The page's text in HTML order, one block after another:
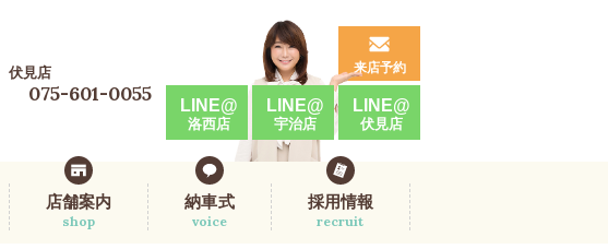
伏見店
075-601-0055
来店予約
LINE@
洛西店
LINE@
宇治店
LINE@
伏見店
店舗案内
shop
納車式
voice
採用情報
recruit